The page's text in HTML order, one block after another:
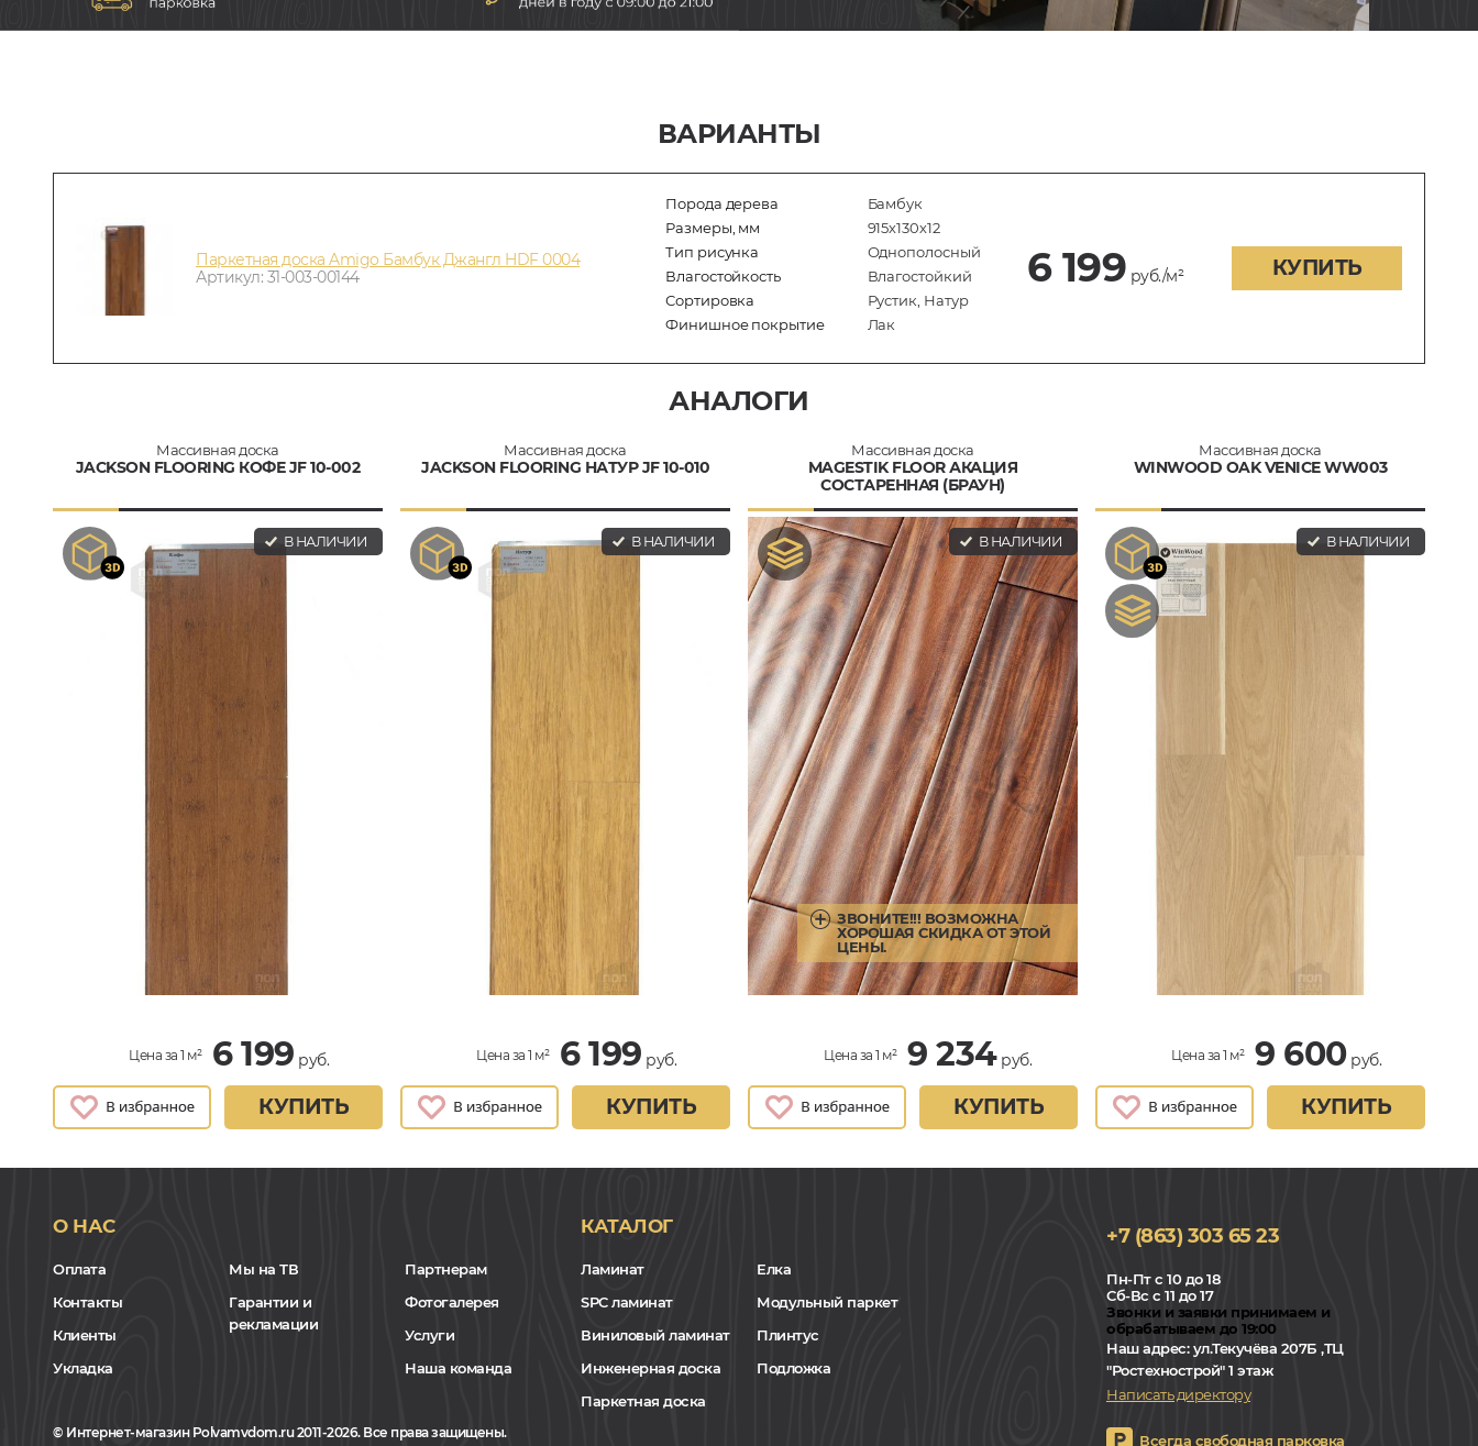
ВАРИАНТЫ
Паркетная доска Amigo Бамбук Джангл HDF 0004
Артикул: 31-003-00144
Порода дерева
Бамбук
Размеры, мм
915х130х12
Тип рисунка
Однополосный
Влагостойкость
Влагостойкий
Сортировка
Рустик, Натур
Финишное покрытие
Лак
6 199 руб./м² КУПИТЬ
АНАЛОГИ
Массивная доска
JACKSON FLOORING КОФЕ JF 10-002
В НАЛИЧИИ
Цена за 1 м² 6 199 руб.
КУПИТЬ
Массивная доска
JACKSON FLOORING НАТУР JF 10-010
В НАЛИЧИИ
Цена за 1 м² 6 199 руб.
КУПИТЬ
Массивная доска
MAGESTIK FLOOR АКАЦИЯ
СОСТАРЕННАЯ (БРАУН)
В НАЛИЧИИ
ЗВОНИТЕ!!! ВОЗМОЖНА
ХОРОШАЯ СКИДКА ОТ ЭТОЙ
ЦЕНЫ.
Цена за 1 м² 9 234руб.
КУПИТЬ
Массивная доска
WINWOOD OAK VENICE WW003
В НАЛИЧИИ
Цена за 1 м² 9 600руб.
КУПИТЬ
О НАС
Оплата
Контакты
Клиенты
Укладка
Мы на ТВ
Гарантии и
рекламации
Партнерам
Фотогалерея
Услуги
Наша команда
КАТАЛОГ
Ламинат
SPC ламинат
Виниловый ламинат
Инженерная доска
Паркетная доска
Елка
Модульный паркет
Плинтус
Подложка
+7 (863) 303 65 23
Пн-Пт с 10 до 18
Сб-Вс с 11 до 17
Звонки и заявки принимаем и
обрабатываем до 19:00
Наш адрес:ул.Текучёва 207Б ,ТЦ
"Ростехнострой" 1 этаж
Написать директору
Всегда свободная парковка
© Интернет-магазин Polvamvdom.ru 2011-2026. Все права защищены.